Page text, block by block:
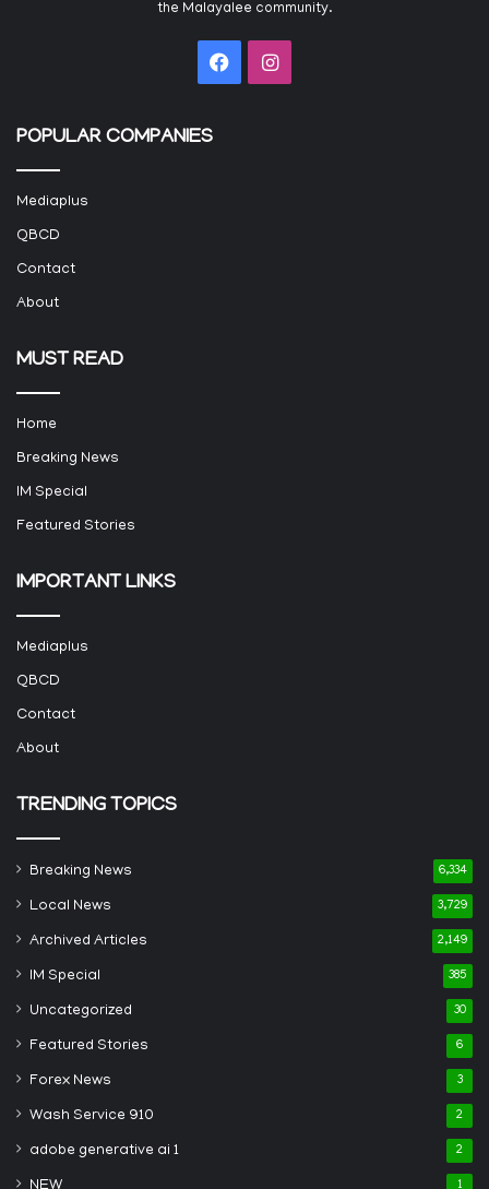
the Malayalee community.
FacebookInstagram
POPULAR COMPANIES
Mediaplus
QBCD
Contact
About
MUST READ
Home
Breaking News
IM Special
Featured Stories
IMPORTANT LINKS
Mediaplus
QBCD
Contact
About
TRENDING TOPICS
Breaking News 6,334
Local News 3,729
Archived Articles 2,149
IM Special 385
Uncategorized 30
Featured Stories 6
Forex News 3
Wash Service 910 2
adobe generative ai 1 2
1